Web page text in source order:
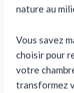
nature au
Vous savez
choisir pour
votre
transformez